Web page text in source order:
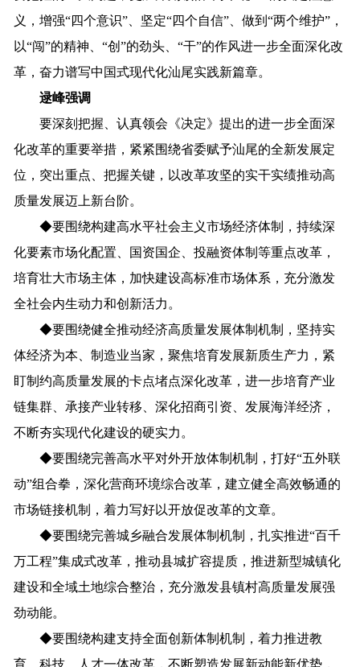
义，增强“四个意识”、坚定“四个自信”、做到“两个维护”，
以“闯”的精神、“创”的劲头、“干”的作风进一步全面深化改
革，奋力谱写中国式现代化汕尾实践新篇章。
逯峰强调
要深刻把握、认真领会《决定》提出的进一步全面深
化改革的重要举措，紧紧围绕省委赋予汕尾的全新发展定
位，突出重点、把握关键，以改革攻坚的实干实绩推动高
质量发展迈上新台阶。
◆要围绕构建高水平社会主义市场经济体制，持续深
化要素市场化配置、国资国企、投融资体制等重点改革，
培育壮大市场主体，加快建设高标准市场体系，充分激发
全社会内生动力和创新活力。
◆要围绕健全推动经济高质量发展体制机制，坚持实
体经济为本、制造业当家，聚焦培育发展新质生产力，紧
盯制约高质量发展的卡点堵点深化改革，进一步培育产业
链集群、承接产业转移、深化招商引资、发展海洋经济，
不断夯实现代化建设的硬实力。
◆要围绕完善高水平对外开放体制机制，打好“五外联
动”组合拳，深化营商环境综合改革，建立健全高效畅通的
市场链接机制，着力写好以开放促改革的文章。
◆要围绕完善城乡融合发展体制机制，扎实推进“百千
万工程”集成式改革，推动县城扩容提质，推进新型城镇化
建设和全域土地综合整治，充分激发县镇村高质量发展强
劲动能。
◆要围绕构建支持全面创新体制机制，着力推进教